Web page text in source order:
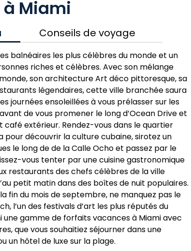
Miami
Conseils de voyage
balnéaires les plus célèbres du monde et un
riches et célèbres. Avec son mélange
son architecture Art déco pittoresque, sa
légendaires, cette ville branchée saura
journées ensoleillées à vous prélasser sur les
de vous promener le long d’Ocean Drive et
extérieur. Rendez-vous dans le quartier
pour découvrir la culture cubaine, sirotez un
le long de de la Calle Ocho et passez par le
vous tenter par une cuisine gastronomique
restaurants des chefs célèbres de la ville
petit matin dans des boîtes de nuit populaires.
fin du mois de septembre, ne manquez pas le
l’un des festivals d’art les plus réputés du
une gamme de forfaits vacances à Miami avec
que vous souhaitiez séjourner dans une
un hôtel de luxe sur la plage.